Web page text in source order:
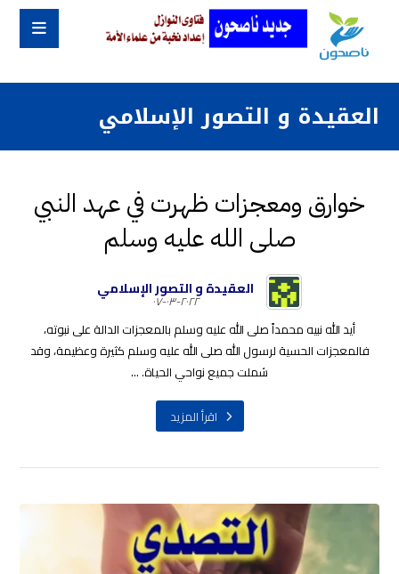
العقيدة و التصور الإسلامي
خوارق ومعجزات ظهرت في عهد النبي
صلى الله عليه وسلم
العقيدة و التصور الإسلامي
٢٠٢٢-٠٣-٠٧
أيد الله نبيه محمداً صلى الله عليه وسلم بالمعجزات الدالة على نبوته،
فالمعجزات الحسية لرسول الله صلى الله عليه وسلم كثيرة وعظيمة، وقد
شملت جميع نواحي الحياة. ...
اقرأ المزيد